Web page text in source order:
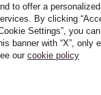
to offer a
By clicking
Settings”, you
banner with “X”, only
our cookie policy